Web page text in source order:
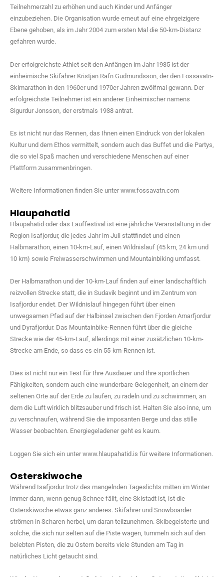
Teilnehmerzahl zu erhöhen und auch Kinder und Anfänger
einzubeziehen. Die Organisation wurde erneut auf eine ehrgeizigere
Ebene gehoben, als im Jahr 2004 zum ersten Mal die 50-km-Distanz
gefahren wurde.
Der erfolgreichste Athlet seit den Anfängen im Jahr 1935 ist der
einheimische Skifahrer Kristjan Rafn Gudmundsson, der den Fossavatn-
Skimarathon in den 1960er und 1970er Jahren zwölfmal gewann. Der
erfolgreichste Teilnehmer ist ein anderer Einheimischer namens
Sigurdur Jonsson, der erstmals 1938 antrat.
Es ist nicht nur das Rennen, das Ihnen einen Eindruck von der lokalen
Kultur und dem Ethos vermittelt, sondern auch das Buffet und die Partys,
die so viel Spaß machen und verschiedene Menschen auf einer
Plattform zusammenbringen.
Weitere Informationen finden Sie unter www.fossavatn.com
Hlaupahatid
Hlaupahatid oder das Lauffestival ist eine jährliche Veranstaltung in der
Region Isafjordur, die jedes Jahr im Juli stattfindet und einen
Halbmarathon, einen 10-km-Lauf, einen Wildnislauf (45 km, 24 km und
10 km) sowie Freiwasserschwimmen und Mountainbiking umfasst.
Der Halbmarathon und der 10-km-Lauf finden auf einer landschaftlich
reizvollen Strecke statt, die in Sudavik beginnt und im Zentrum von
Isafjordur endet. Der Wildnislauf hingegen führt über einen
unwegsamen Pfad auf der Halbinsel zwischen den Fjorden Arnarfjordur
und Dyrafjordur. Das Mountainbike-Rennen führt über die gleiche
Strecke wie der 45-km-Lauf, allerdings mit einer zusätzlichen 10-km-
Strecke am Ende, so dass es ein 55-km-Rennen ist.
Dies ist nicht nur ein Test für Ihre Ausdauer und Ihre sportlichen
Fähigkeiten, sondern auch eine wunderbare Gelegenheit, an einem der
seltenen Orte auf der Erde zu laufen, zu radeln und zu schwimmen, an
dem die Luft wirklich blitzsauber und frisch ist. Halten Sie also inne, um
zu verschnaufen, während Sie die imposanten Berge und das stille
Wasser beobachten. Energiegeladener geht es kaum.
Loggen Sie sich ein unter www.hlaupahatid.is für weitere Informationen.
Osterskiwoche
Während Isafjordur trotz des mangelnden Tageslichts mitten im Winter
immer dann, wenn genug Schnee fällt, eine Skistadt ist, ist die
Osterskiwoche etwas ganz anderes. Skifahrer und Snowboarder
strömen in Scharen herbei, um daran teilzunehmen. Skibegeisterte und
solche, die sich nur selten auf die Piste wagen, tummeln sich auf den
belebten Pisten, die zu Ostern bereits viele Stunden am Tag in
natürliches Licht getaucht sind.